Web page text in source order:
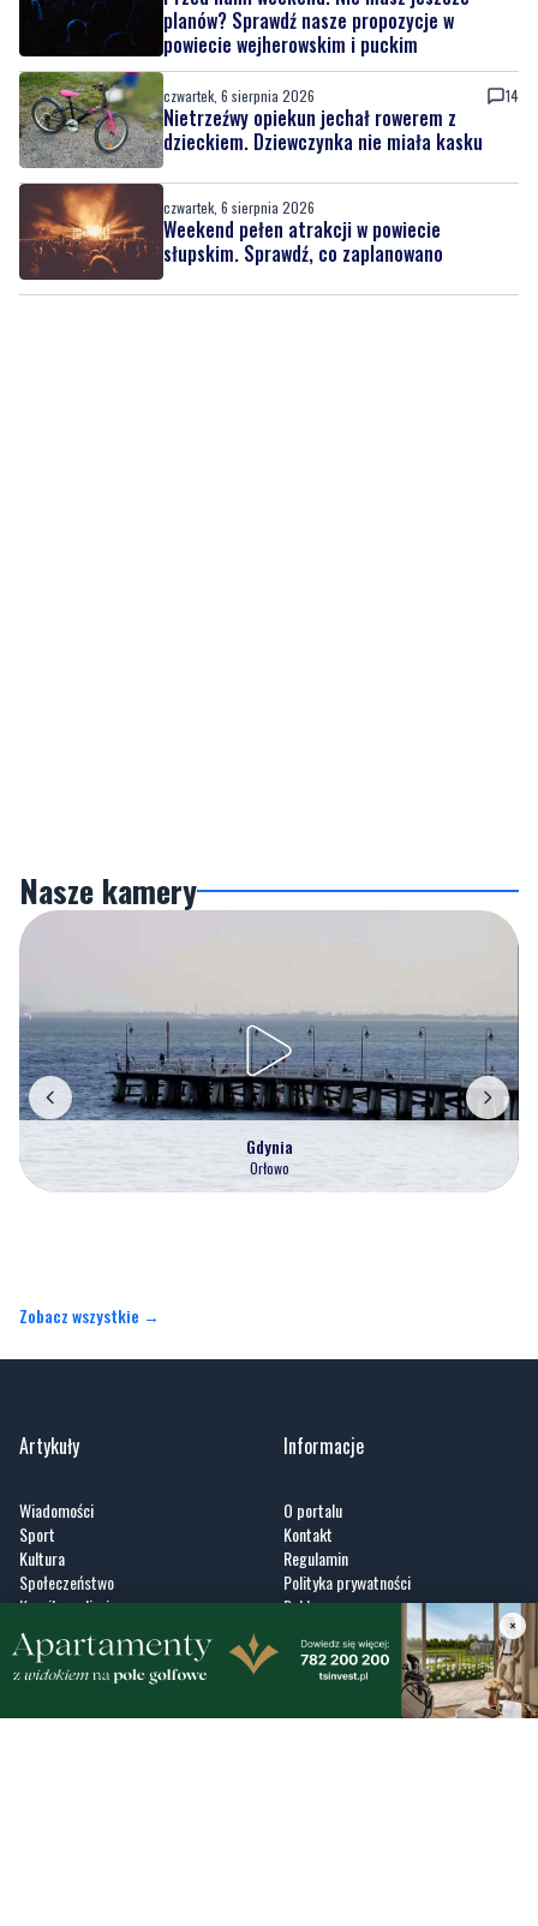
planów? Sprawdź nasze propozycje w
powiecie wejherowskim i puckim
czwartek, 6 sierpnia 2026 14
Nietrzeźwy opiekun jechał rowerem z
dzieckiem. Dziewczynka nie miała kasku
czwartek, 6 sierpnia 2026
Weekend pełen atrakcji w powiecie
słupskim. Sprawdź, co zaplanowano
Nasze kamery
Gdynia
Orłowo
Zobacz wszystkie →
Artykuły
Wiadomości
Sport
Kultura
Społeczeństwo
Kronika policyjna
Informacje
O portalu
Kontakt
Regulamin
Polityka prywatności
Reklama
Zobacz
Fotogalerie
×